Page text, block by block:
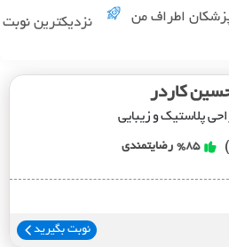
اطراف من نزدیکترین نوبت
کاردر
پلاستیک و زیبایی
%85 رضایتمندی
نوبت بگیرید